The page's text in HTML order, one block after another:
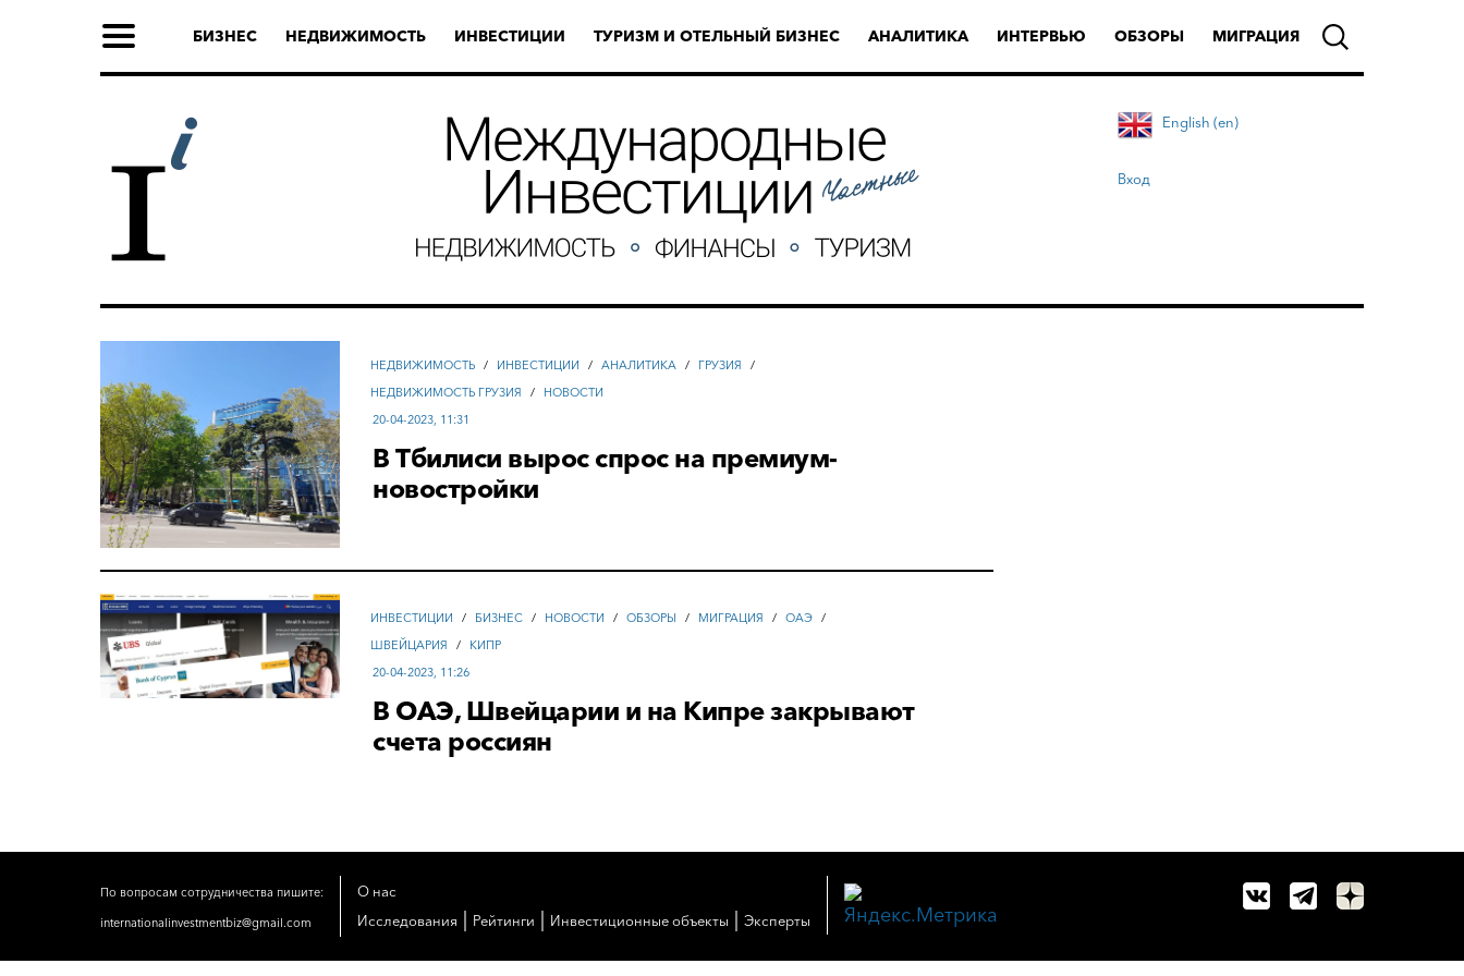
БИЗНЕС НЕДВИЖИМОСТЬ ИНВЕСТИЦИИ ТУРИЗМ И ОТЕЛЬНЫЙ БИЗНЕС АНАЛИТИКА ИНТЕРВЬЮ ОБЗОРЫ МИГРАЦИЯ
English (en)
Вход
НЕДВИЖИМОСТЬ / ИНВЕСТИЦИИ / АНАЛИТИКА / ГРУЗИЯ
/
НЕДВИЖИМОСТЬ ГРУЗИЯ
/
НОВОСТИ
20-04-2023, 11:31
В Тбилиси вырос спрос на премиум-
новостройки
ИНВЕСТИЦИИ / БИЗНЕС / НОВОСТИ / ОБЗОРЫ / МИГРАЦИЯ / ОАЭ /
ШВЕЙЦАРИЯ
/
КИПР
20-04-2023, 11:26
В ОАЭ, Швейцарии и на Кипре закрывают
счета россиян
По вопросам сотрудничества пишите:
internationalinvestmentbiz@gmail.com
О нас
Исследования
Рейтинги Инвестиционные объекты Эксперты